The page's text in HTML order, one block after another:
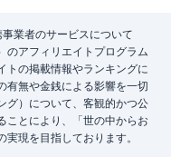
業者のサービスについて
のアフィリエイトプログラム
トの掲載情報やランキングに
有無や金銭による影響を一切
グ）について、客観的かつ公
ことにより、「世の中からお
現を目指しております。